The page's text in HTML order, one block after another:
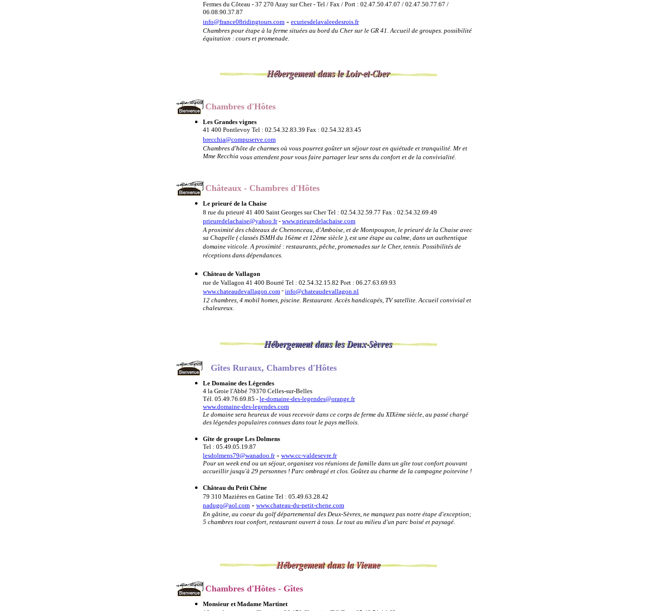
Fermes du Côteau - 37 270 Azay sur Cher - Tel / Fax / Port : 02.47.50.47.07 / 02.47.50.77.67 /
06.08.90.37.87
info@france08ridingtours.com - ecuriesdelavaleedesrois.fr
Chambres pour étape à la ferme situées au bord du Cher sur le GR 41. Accueil de groupes. possibilité
équitation : cours et promenade.
Chambres d'Hôtes
Les Grandes vignes
41 400 Pontlevoy Tel : 02.54.32.83.39 Fax : 02.54.32.83.45
brecchia@compuserve.com
Chambres d'hôte de charmes où vous pourrez goûter un séjour tout en quiétude et tranquilité. Mr et
Mme Recchia vous attendent pour vous faire partager leur sens du confort et de la convivialité.
Châteaux - Chambres d'Hôtes
Le prieuré de la Chaise
8 rue du prieuré 41 400 Saint Georges sur Cher Tel : 02.54.32.59.77 Fax : 02.54.32.69.49
prieuredelachaise@yahoo.fr- www.prieuredelachaise.com
A proximité des châteaux de Chenonceau, d'Amboise, et de Montpoupon, le prieuré de la Chaise avec
sa Chapelle ( classés ISMH du 16ème et 12ème siècle ), est une étape au calme, dans un authentique
domaine viticole. A proximité : restaurants, pêche, promenades sur le Cher, tennis. Possibilités de
réceptions dans dépendances.
Château de Vallagon
rue de Vallagon 41 400 Bourré Tel : 02.54.32.15.82 Port : 06.27.63.69.93
www.chateaudevallagon.com - info@chateaudevallagon.nl
12 chambres, 4 mobil homes, piscine. Restaurant. Accès handicapés, TV satellite. Accueil convivial et
chaleureux.
Gîtes Ruraux, Chambres d'Hôtes
Le Domaine des Légendes
4 la Groie l'Abbé 79370 Celles-sur-Belles
Tél. 05.49.76.69.85 - le-domaine-des-legendes@orange.fr
www.domaine-des-legendes.com
Le domaine sera heureux de vous recevoir dans ce corps de ferme du XIXème siècle, au passé chargé
des légendes populaires connues dans tout le pays mellois.
Gîte de groupe Les Dolmens
Tel : 05.49.05.19.87
lesdolmens79@wanadoo.fr- www.cc-valdesevre.fr
Pour un week end ou un séjour, organisez vos réunions de famille dans un gîte tout confort pouvant
accueillir jusqu'à 29 personnes ! Parc ombragé et clos. Goûtez au charme de la campagne poitevine !
Château du Petit Chêne
79 310 Mazières en Gatine Tel : 05.49.63.28.42
nadugo@aol.com - www.chateau-du-petit-chene.com
En gâtine, au coeur du golf départemental des Deux-Sèvres, ne manquez pas notre étape d'exception;
5 chambres tout confort, restaurant ouvert à tous. Le tout au milieu d'un parc boisé et paysagé.
Chambres d'Hôtes - Gîtes
Monsieur et Madame Martinet